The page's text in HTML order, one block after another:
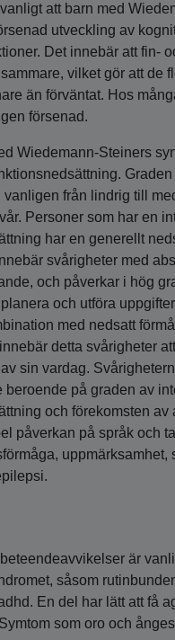
att barn med
utveckling av
Det innebär att fin-
vilket gör att de
än förväntat. Hos
försenad.
Wiedemann-Steiners
från lindrig till
Personer som har en
har en generellt
svårigheter med
och påverkar i hög
och utföra
med nedsatt
detta svårigheter
sin vardag.
beroende på graden av
och förekomsten av
påverkan på språk och
uppmärksamhet,
är
såsom
En del har lätt att få
som oro och